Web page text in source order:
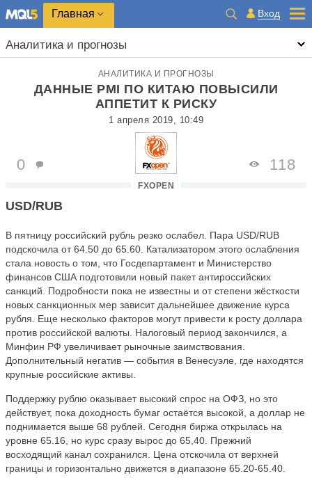
Главная Вход
Аналитика и прогнозы
АНАЛИТИКА И ПРОГНОЗЫ
ДАННЫЕ PMI ПО КИТАЮ ПОВЫСИЛИ
АППЕТИТ К РИСКУ
1 апреля 2019, 10:49
FXOPEN
0 118
USD/RUB
В пятницу российский рубль резко ослабел. Пара USD/RUB
подскочила от 64.50 до 65.60. Катализатором этого ослабления
стала новость о том, что Госдепартамент и Министерство
финансов США подготовили новый пакет антироссийских
санкций. Подробности пока не известны и от степени жёсткости
новых санкционных мер зависит дальнейшее движение курса
рубля. Еще несколько факторов могут привести к росту доллара
против российской валюты. Налоговый период закончился, а
Минфин РФ увеличивает рыночные заимствования.
Дополнительный негатив — события в Венесуэле, где находятся
крупные российские активы.
Поддержку рублю оказывает высокий спрос на ОФЗ, но это
действует, пока доходность бумаг остаётся высокой, а доллар не
поднимается выше 68 рублей. Сегодня биржа открылась на
уровне 65.16, но курс сразу вырос до 65,40. Прежний
восходящий канал сохранился. Цена отскочила от верхней
границы и горизонтально движется в диапазоне 65.20-65.40.